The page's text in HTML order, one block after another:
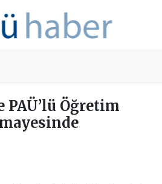
PAÜ’lü Öğretim